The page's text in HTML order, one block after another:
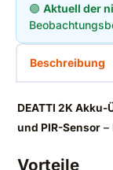
🟢 Aktuell der
Beschreibung
DEATTI 2K
und PIR-Sensor –
Vorteile